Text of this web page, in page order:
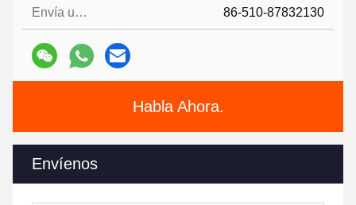
Envía un fax.: 86-510-87832130
Habla Ahora.
Envíenos